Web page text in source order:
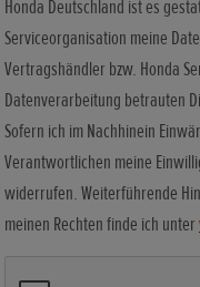
Honda Deutschland ist es
Serviceorganisation meine
Vertragshändler bzw. Honda
Datenverarbeitung betrauten
Sofern ich im Nachhinein
Verantwortlichen meine
widerrufen. Weiterführende
meinen Rechten finde ich unter